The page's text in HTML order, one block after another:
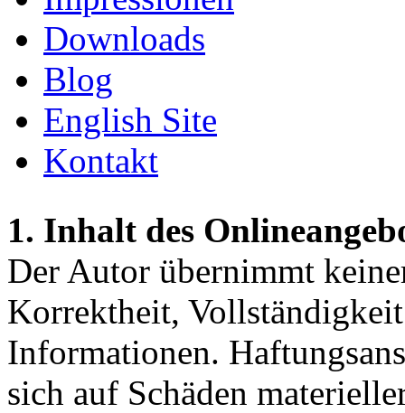
Downloads
Blog
English Site
Kontakt
1. Inhalt des
Der Autor übernimmt
Korrektheit,
Informationen.
sich auf Schäden